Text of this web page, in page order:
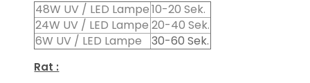
48W UV / LED Lampe10-20 Sek.
24W UV / LED Lampe 20-40 Sek.
6W UV / LED Lampe
30-60 Sek.
Rat :